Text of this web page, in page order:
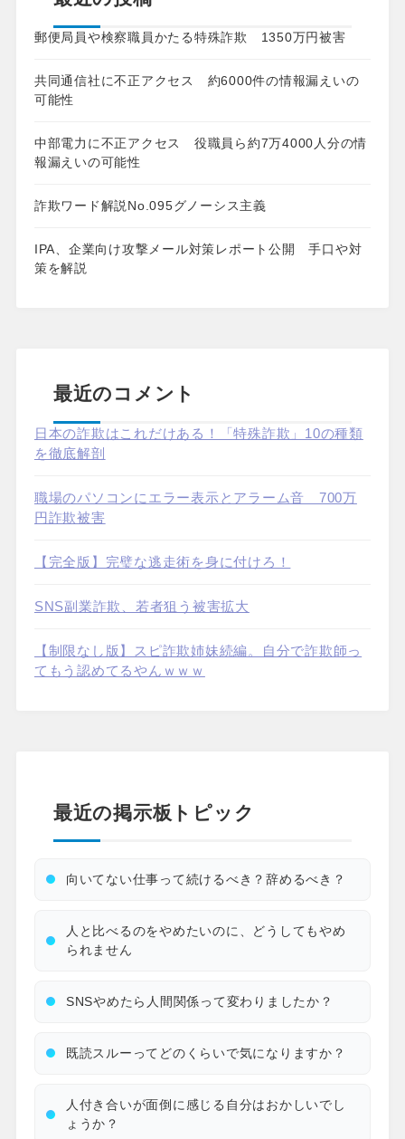
郵便局員や検察職員かたる特殊詐欺 1350万円被害
共同通信社に不正アクセス 約6000件の情報漏えいの
可能性
中部電力に不正アクセス 役職員ら約7万4000人分の情
報漏えいの可能性
詐欺ワード解説No.095グノーシス主義
IPA、企業向け攻撃メール対策レポート公開 手口や対
策を解説
最近のコメント
日本の詐欺はこれだけある！「特殊詐欺」10の種類
を徹底解剖
職場のパソコンにエラー表示とアラーム音 700万
円詐欺被害
【完全版】完璧な逃走術を身に付けろ！
SNS副業詐欺、若者狙う被害拡大
【制限なし版】スピ詐欺姉妹続編。自分で詐欺師っ
てもう認めてるやんｗｗｗ
最近の掲示板トピック
向いてない仕事って続けるべき？辞めるべき？
人と比べるのをやめたいのに、どうしてもやめ
られません
SNSやめたら人間関係って変わりましたか？
既読スルーってどのくらいで気になりますか？
人付き合いが面倒に感じる自分はおかしいでし
ょうか？